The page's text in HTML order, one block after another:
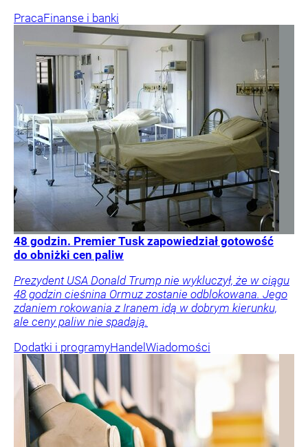
PracaFinanse i banki
48 godzin. Premier Tusk zapowiedział gotowość
do obniżki cen paliw
Prezydent USA Donald Trump nie wykluczył, że w ciągu
48 godzin cieśnina Ormuz zostanie odblokowana. Jego
zdaniem rokowania z Iranem idą w dobrym kierunku,
ale ceny paliw nie spadają.
Dodatki i programyHandelWiadomości